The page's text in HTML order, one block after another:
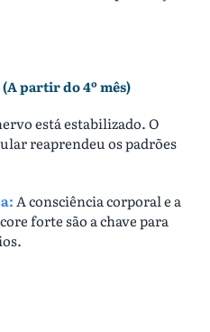
partir do 4º mês)
está estabilizado. O
reaprendeu os padrões
A consciência corporal e a
forte são a chave para